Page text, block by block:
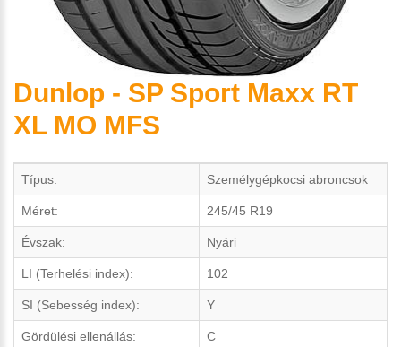
Dunlop - SP Sport Maxx RT
XL MO MFS
Típus: Személygépkocsi abroncsok
Méret: 245/45 R19
Évszak: Nyári
LI (Terhelési index): 102
SI (Sebesség index): Y
Gördülési ellenállás: C